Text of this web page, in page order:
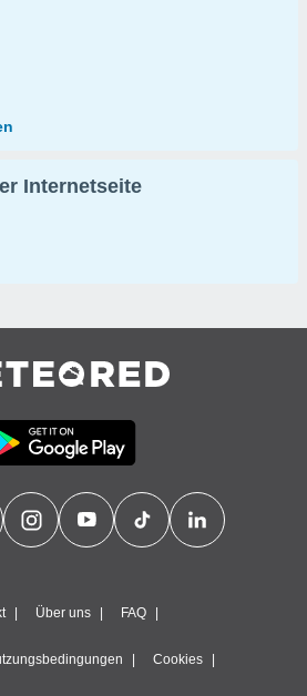
Internetseite
Über uns FAQ
Cookies